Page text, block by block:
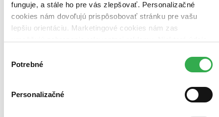
funguje, a stále ho pre vás zlepšovať. Personalizačné
cookies nám dovoľujú prispôsobovať stránku pre vašu
lepšiu orientáciu. Marketingové cookies nám zas
keby sme mohli používať všetky tieto cookies. Ďakujeme!
súhlasu
Potrebné
Personalizačné